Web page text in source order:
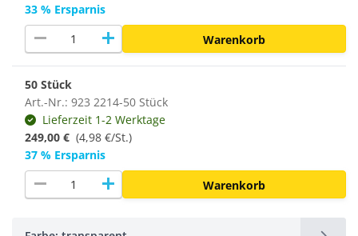
33 % Ersparnis
remove add Warenkorb
50 Stück
Art.-Nr.: 923 2214-50 Stück
Lieferzeit 1-2 Werktage
249,00 € (4,98 €/St.)
37 % Ersparnis
remove add Warenkorb